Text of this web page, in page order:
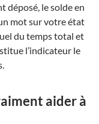
déposé, le solde en
mot sur votre état
du temps total et
l’indicateur le
aider à